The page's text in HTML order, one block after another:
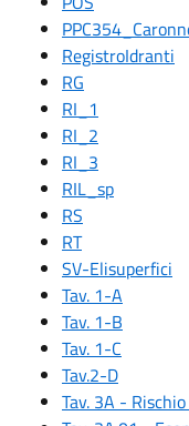
RegistroIdranti
RG
RI_1
RI_2
RI_3
RIL_sp
RS
RT
SV-Elisuperfici
Tav. 1-A
Tav. 1-B
Tav. 1-C
Tav.2-D
Tav. 3A -